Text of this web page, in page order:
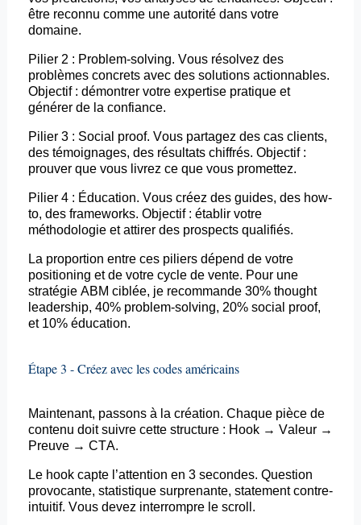
être reconnu comme une autorité dans votre
domaine.
Pilier 2 : Problem-solving. Vous résolvez des
problèmes concrets avec des solutions actionnables.
Objectif : démontrer votre expertise pratique et
générer de la confiance.
Pilier 3 : Social proof. Vous partagez des cas clients,
des témoignages, des résultats chiffrés. Objectif :
prouver que vous livrez ce que vous promettez.
Pilier 4 : Éducation. Vous créez des guides, des how-
to, des frameworks. Objectif : établir votre
méthodologie et attirer des prospects qualifiés.
La proportion entre ces piliers dépend de votre
positioning et de votre cycle de vente. Pour une
stratégie ABM ciblée, je recommande 30% thought
leadership, 40% problem-solving, 20% social proof,
et 10% éducation.
Étape 3 - Créez avec les codes américains
Maintenant, passons à la création. Chaque pièce de
contenu doit suivre cette structure : Hook → Valeur →
Preuve → CTA.
Le hookcapte l’attention en 3 secondes. Question
provocante, statistique surprenante, statementcontre-
intuitif. Vous devez interrompre le scroll.